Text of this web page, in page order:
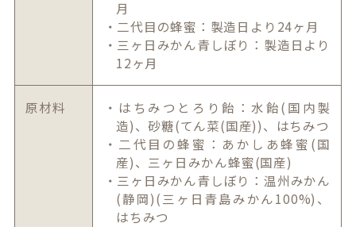
月
・二代目の蜂蜜：製造日より24ヶ月
・三ヶ日みかん青しぼり：製造日より
12ヶ月
原材料
・はちみつとろり飴：水飴(国内製
造)、砂糖(てん菜(国産))、はちみつ
・二代目の蜂蜜：あかしあ蜂蜜(国
産)、三ヶ日みかん蜂蜜(国産)
・三ヶ日みかん青しぼり：温州みかん
(静岡)(三ヶ日青島みかん100%)、
はちみつ